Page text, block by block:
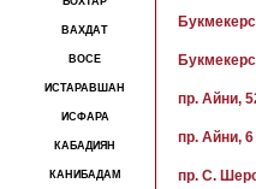
ВАХДАТ
ВОСЕ
ИСТАРАВШАН
ИСФАРА
КАБАДИЯН
КАНИБАДАМ
пр. Айни,
пр. Айни,
пр. С.